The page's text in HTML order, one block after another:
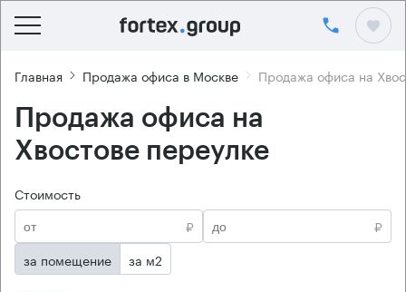
Главная Продажа офиса в Москве Продажа офиса на
Продажа офиса на
Хвостове переулке
Стоимость
₽
₽
за помещение
за м2